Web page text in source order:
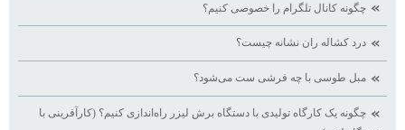
چگونه کانال تلگرام را خصوصی کنیم؟
درد کشاله ران نشانه چیست؟
مبل طوسی با چه فرشی ست می‌شود؟
چگونه یک کارگاه تولیدی با دستگاه برش لیزر راه‌اندازی کنیم؟ (کارآفرینی با